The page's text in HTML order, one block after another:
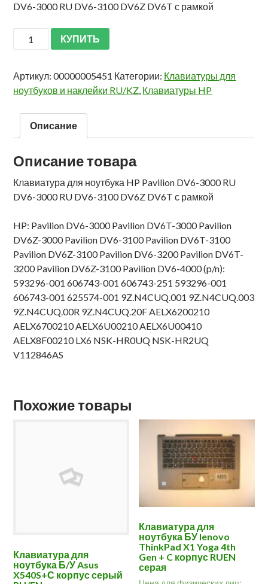
DV6-3000 RU DV6-3100 DV6Z DV6T с рамкой
КУПИТЬ
Артикул:00000005451 Категории: Клавиатуры для
ноутбуков и наклейки RU/KZ, Клавиатуры HP
Описание
Описание товара
Клавиатура для ноутбука HP Pavilion DV6-3000 RU
DV6-3000 RU DV6-3100 DV6Z DV6T с рамкой
HP: Pavilion DV6-3000 Pavilion DV6T-3000 Pavilion
DV6Z-3000 Pavilion DV6-3100 Pavilion DV6T-3100
Pavilion DV6Z-3100 Pavilion DV6-3200 Pavilion DV6T-
3200 Pavilion DV6Z-3100 Pavilion DV6-4000 (p/n):
593296-001 606743-001 606743-251 593296-001
606743-001 625574-001 9Z.N4CUQ.001 9Z.N4CUQ.003
9Z.N4CUQ.00R 9Z.N4CUQ.20F AELX6200210
AELX6700210 AELX6U00210 AELX6U00410
AELX8F00210 LX6 NSK-HR0UQ NSK-HR2UQ
V112846AS
Похожие товары
Клавиатура для
ноутбука Б/У Asus
X540S+С корпус серый
Клавиатура для
ноутбука БУ lenovo
ThinkPad X1 Yoga 4th
Gen + C корпус RUEN
серая